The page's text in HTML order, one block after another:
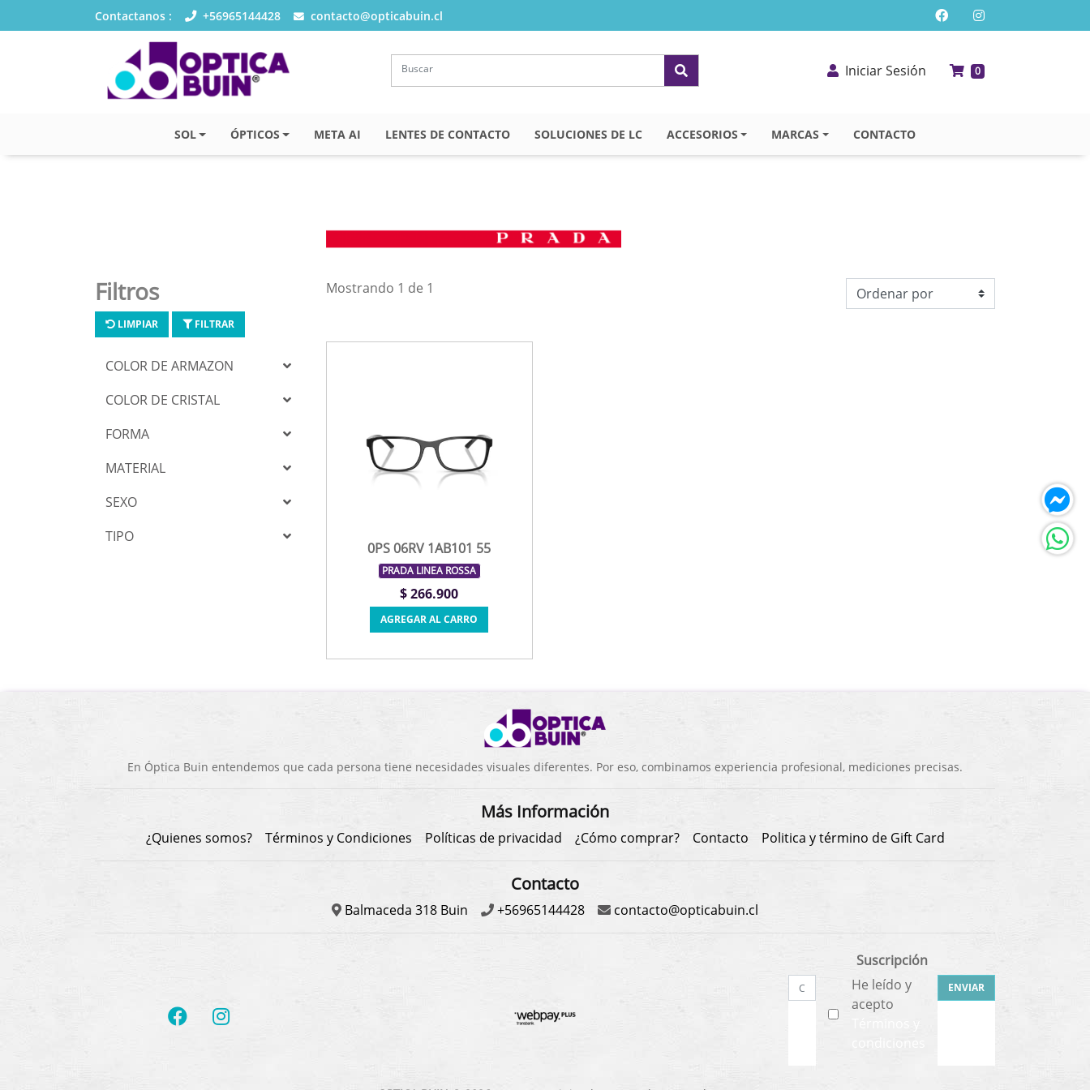
Contactanos : +56965144428 contacto@opticabuin.cl
Iniciar Sesión 0
SOL ÓPTICOS META AI LENTES DE CONTACTO SOLUCIONES DE LC ACCESORIOS MARCAS CONTACTO
Filtros
LIMPIAR FILTRAR
COLOR DE ARMAZON
COLOR DE CRISTAL
FORMA
MATERIAL
SEXO
TIPO
Mostrando 1 de 1
0PS 06RV 1AB101 55
PRADA LINEA ROSSA
$ 266.900
AGREGAR AL CARRO
En Óptica Buin entendemos que cada persona tiene necesidades visuales diferentes. Por eso, combinamos experiencia profesional, mediciones precisas.
Más Información
¿Quienes somos? Términos y Condiciones Políticas de privacidad ¿Cómo comprar? Contacto Politica y término de Gift Card
Contacto
Balmaceda 318 Buin +56965144428 contacto@opticabuin.cl
Suscripción
He leído y
acepto
ENVIAR